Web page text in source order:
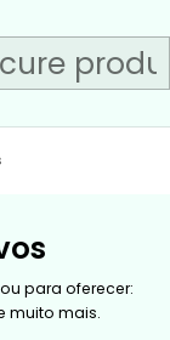
para oferecer:
muito mais.